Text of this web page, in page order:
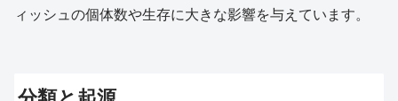
ィッシュの個体数や生存に大きな影響を与えています。